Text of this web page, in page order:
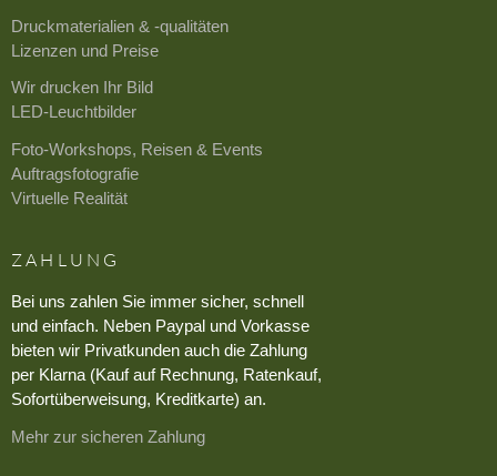
Druckmaterialien & -qualitäten
Lizenzen und Preise
Wir drucken Ihr Bild
LED-Leuchtbilder
Foto-Workshops, Reisen & Events
Auftragsfotografie
Virtuelle Realität
ZAHLUNG
Bei uns zahlen Sie immer sicher, schnell
und einfach. Neben Paypal und Vorkasse
bieten wir Privatkunden auch die Zahlung
per Klarna (Kauf auf Rechnung, Ratenkauf,
Sofortüberweisung, Kreditkarte) an.
Mehr zur sicheren Zahlung